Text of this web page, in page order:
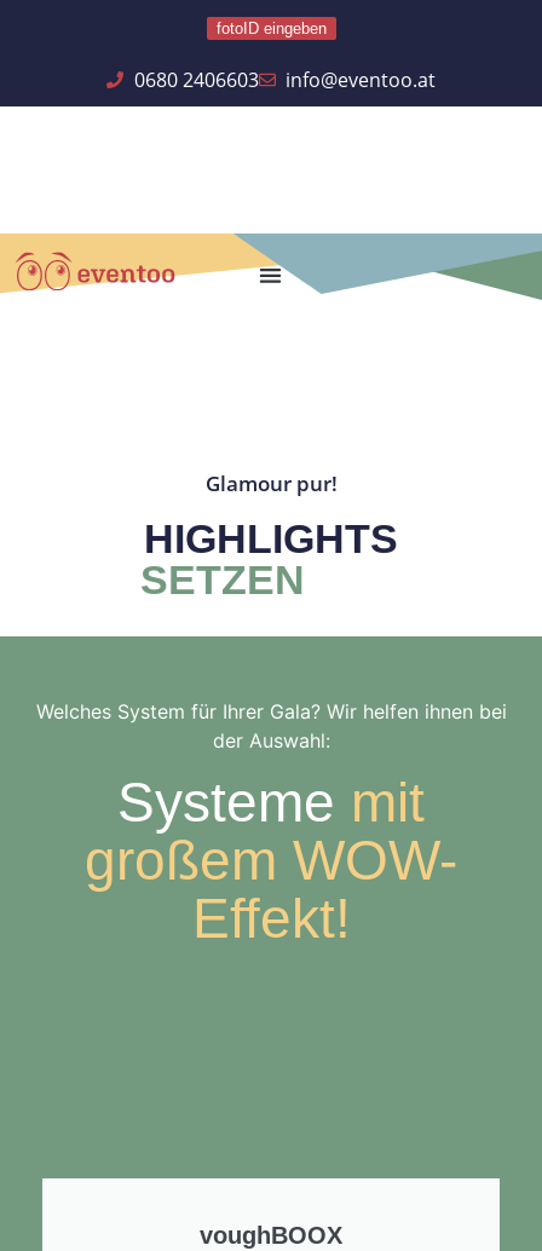
fotoID eingeben
0680 2406603 info@eventoo.at
Glamour pur!
HIGHLIGHTS
SETZEN
Welches System für Ihrer Gala? Wir helfen ihnen bei
der Auswahl:
Systeme mit
großem WOW-
Effekt!
voughBOOX